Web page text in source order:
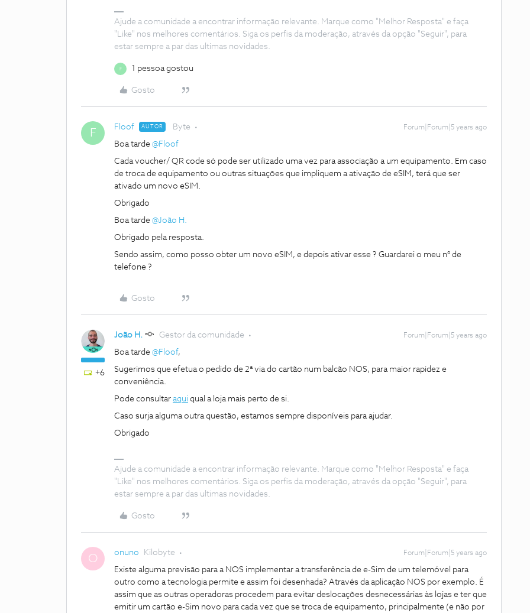
Ajude a comunidade a encontrar informação relevante. Marque como "Melhor Resposta" e faça
"Like" nos melhores comentários. Siga os perfis da moderação, através da opção "Seguir", para
estar sempre a par das ultimas novidades.
F 1 pessoa gostou
Gosto
F Floof AUTOR Byte Forum|Forum|5 years ago
Boa tarde @Floof
Cada voucher/ QR code só pode ser utilizado uma vez para associação a um equipamento. Em caso
de troca de equipamento ou outras situações que impliquem a ativação de eSIM, terá que ser
ativado um novo eSIM.
Obrigado
Boa tarde @João H.
Obrigado pela resposta.
Sendo assim, como posso obter um novo eSIM, e depois ativar esse ? Guardarei o meu n° de
telefone ?
Gosto
+6
João H. Gestor da comunidade Forum|Forum|5 years ago
Boa tarde @Floof,
Sugerimos que efetua o pedido de 2ª via do cartão num balcão NOS, para maior rapidez e
conveniência.
Pode consultar aqui qual a loja mais perto de si.
Caso surja alguma outra questão, estamos sempre disponíveis para ajudar.
Obrigado
Ajude a comunidade a encontrar informação relevante. Marque como "Melhor Resposta" e faça
"Like" nos melhores comentários. Siga os perfis da moderação, através da opção "Seguir", para
estar sempre a par das ultimas novidades.
Gosto
O onuno Kilobyte Forum|Forum|5 years ago
Existe alguma previsão para a NOS implementar a transferência de e-Sim de um telemóvel para
outro como a tecnologia permite e assim foi desenhada? Através da aplicação NOS por exemplo. É
assim que as outras operadoras procedem para evitar deslocações desnecessárias às lojas e ter que
emitir um cartão e-Sim novo para cada vez que se troca de equipamento, principalmente (e não por